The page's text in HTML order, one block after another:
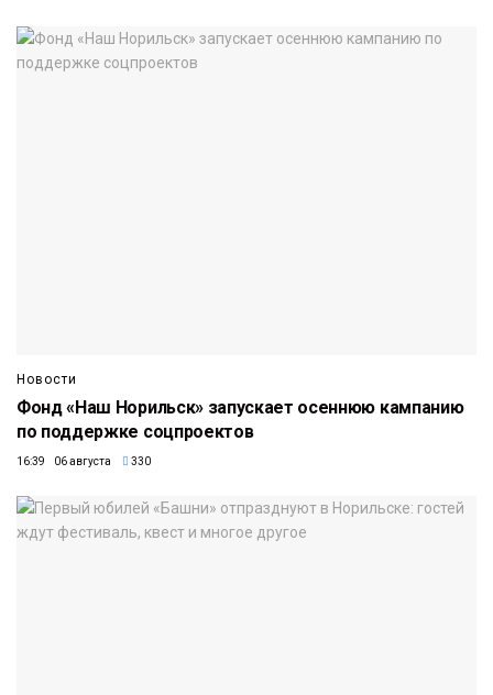
Новости
Фонд «Наш Норильск» запускает осеннюю кампанию
по поддержке соцпроектов
16:39 06 августа 330